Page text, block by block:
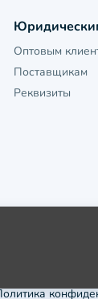
Оптовым
Поставщикам
Реквизиты